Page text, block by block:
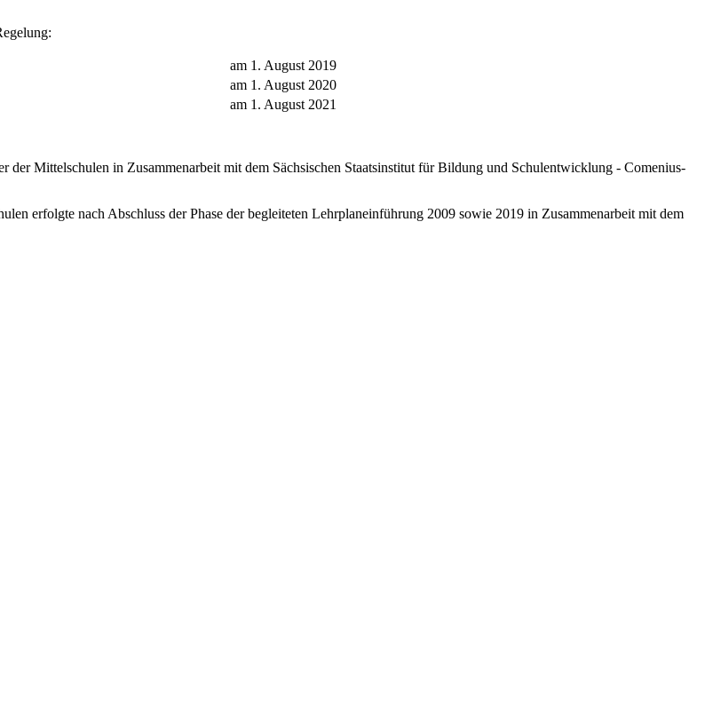
am 1. August 2019
am 1. August 2020
am 1. August 2021
Mittelschulen in Zusammenarbeit mit dem Sächsischen Staatsinstitut für Bildung und Schulentwicklung - Comenius-
erfolgte nach Abschluss der Phase der begleiteten Lehrplaneinführung 2009 sowie 2019 in Zusammenarbeit mit dem